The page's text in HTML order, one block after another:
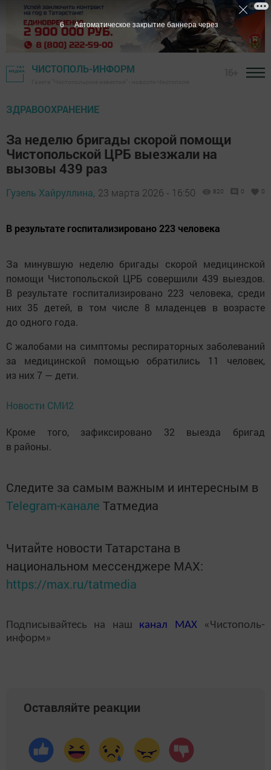
ЧИСТОПОЛЬ-ИНФОРМ
ЗДРАВООХРАНЕНИЕ
За неделю бригады скорой помощи
Чистопольской ЦРБ выезжали на
вызовы 439 раз
Гузель Хайруллина, 23 марта 2026 - 16:50 820 0 0
В результате госпитализировано 223 человека
За минувшую неделю бригады скорой медицинской
помощи Чистопольской ЦРБ совершили 439 выездов.
В результате госпитализировано 223 человека, среди
них 35 детей, в том числе 8 младенцев в возрасте
до одного года.
С жалобами на симптомы респираторных заболеваний
за медицинской помощью обратились 11 человек,
из них 7 — дети.
Новости СМИ2
Кроме того, зафиксировано 32 выезда бригад
в районы.
Следите за самым важным и интересным в
Telegram-канале Татмедиа
Читайте новости Татарстана в
национальном мессенджере MАХ:
https://max.ru/tatmedia
Подписывайтесь на наш канал MAX«Чистополь-
информ»
Оставляйте реакции
5 Автоматическое закрытие баннера через